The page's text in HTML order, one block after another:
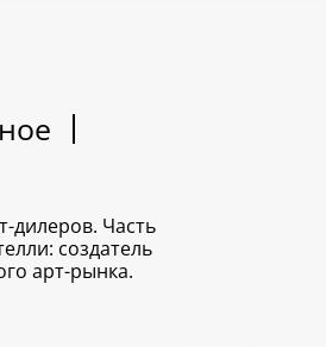
дилеров. Часть
создатель
арт-рынка.